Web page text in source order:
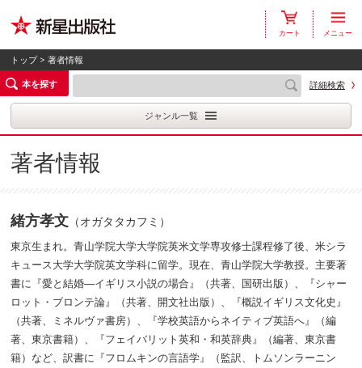
カート メニュー
トップ> 著者情報
本を探す
詳細検索
ジャンル一覧
著者情報
緒方孝文 （オガタタカフミ）
東京生まれ。青山学院大学大学院英米文学専攻修士課程修了後、米シラ
キュース大学大学院英文学科に留学。現在、青山学院大学教授。主要著
書に『愛と結婚―イギリス小説の場合』（共著、国研出版）、『シャー
ロット・ブロンテ論』（共著、開文社出版）、『概説イギリス文化史』
（共著、ミネルヴァ書房）、『学校英語からネイティブ英語へ』（編
著、東京書籍）、『フェイバリット英和・和英辞典』（編著、東京書
籍）など、訳書に『フロムキンの言語学』（監訳、トムソンラーニン